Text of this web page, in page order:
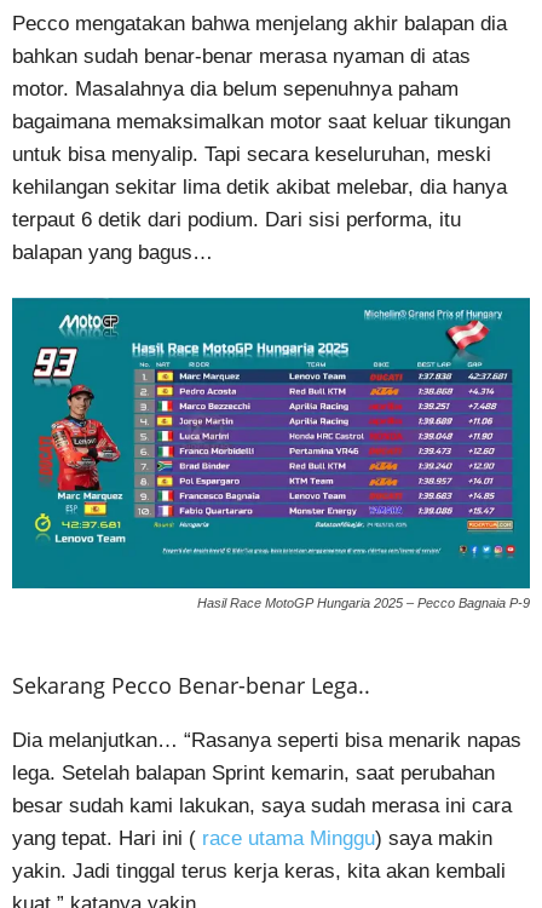
Pecco mengatakan bahwa menjelang akhir balapan dia
bahkan sudah benar-benar merasa nyaman di atas
motor. Masalahnya dia belum sepenuhnya paham
bagaimana memaksimalkan motor saat keluar tikungan
untuk bisa menyalip. Tapi secara keseluruhan, meski
kehilangan sekitar lima detik akibat melebar, dia hanya
terpaut 6 detik dari podium. Dari sisi performa, itu
balapan yang bagus…
Hasil Race MotoGP Hungaria 2025 – Pecco Bagnaia P-9
Sekarang Pecco Benar-benar Lega..
Dia melanjutkan… “Rasanya seperti bisa menarik napas
lega. Setelah balapan Sprint kemarin, saat perubahan
besar sudah kami lakukan, saya sudah merasa ini cara
yang tepat. Hari ini ( race utama Minggu) saya makin
yakin. Jadi tinggal terus kerja keras, kita akan kembali